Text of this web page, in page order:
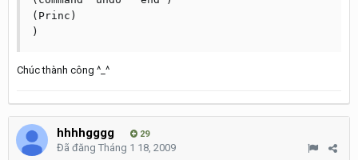
(Princ)
Chúc thành công ^_^
hhhhgggg 29
Đã đăng Tháng 1 18, 2009